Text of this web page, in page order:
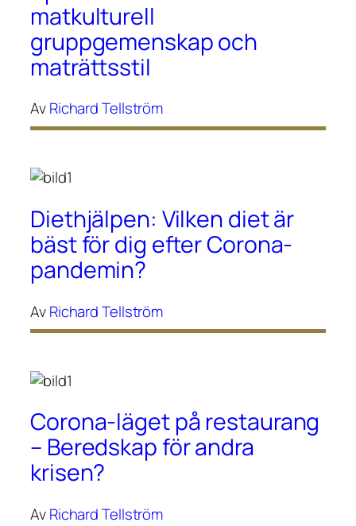
matkulturell
gruppgemenskap och
maträttsstil
AvRichard Tellström
Diethjälpen: Vilken diet är
bäst för dig efter Corona-
pandemin?
AvRichard Tellström
Corona-läget på restaurang
– Beredskap för andra
krisen?
AvRichard Tellström